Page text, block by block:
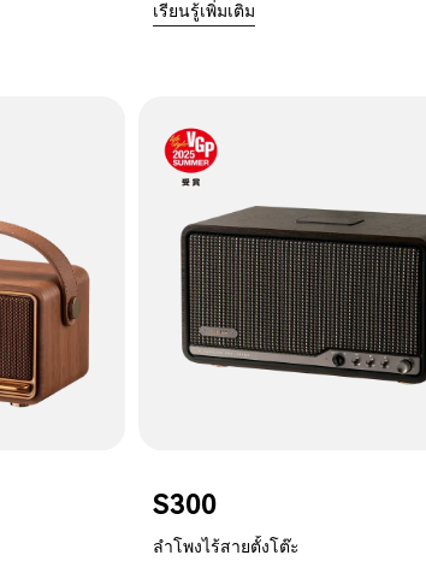
เรียนรู้เพิ่มเติม
S300
ลำโพงไร้สายตั้งโต๊ะ